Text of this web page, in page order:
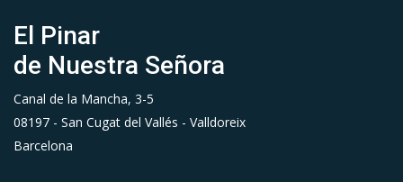
El Pinar
de Nuestra Señora
Canal de la Mancha, 3-5
08197 - San Cugat del Vallés - Valldoreix
Barcelona